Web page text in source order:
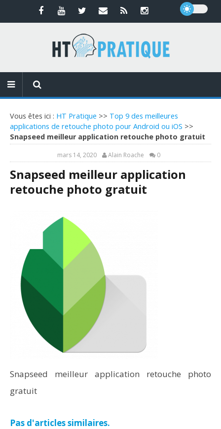
Vous êtes ici : HT Pratique >> Top 9 des meilleures
applications de retouche photo pour Android ou iOS >>
Snapseed meilleur application retouche photo gratuit
mars 14, 2020 Alain Roache 0
Snapseed meilleur application
retouche photo gratuit
Snapseed meilleur application retouche photo
gratuit
Pas d'articles similaires.